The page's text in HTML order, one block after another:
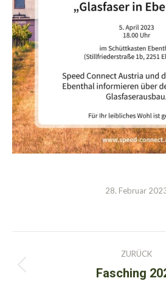
28. Februar
ZURÜCK
Fasching